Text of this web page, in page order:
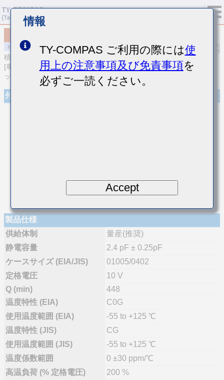
積層セラミックコンデンサ
[車載ボディ/インフォ＆高信頼用 (AEC-Q200 Qualified) 積層セラミ
ックコンデンサ (温度補償用)]
外観
製品仕様
供給体制
量産(推奨)
静電容量
2.4 pF ± 0.25pF
ケースサイズ (EIA/JIS)
01005/0402
定格電圧
10 V
Q (min)
448
温度特性 (EIA)
C0G
使用温度範囲 (EIA)
-55 to +125 ℃
温度特性 (JIS)
CG
使用温度範囲 (JIS)
-55 to +125 ℃
温度係数範囲
0 ±30 ppm/℃
高温負荷 (% 定格電圧)
200 %
情報
TY-COMPAS ご利用の際には使
用上の注意事項及び免責事項を
必ずご一読ください。
Accept